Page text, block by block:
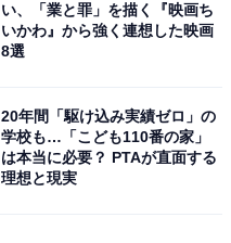
い、「業と罪」を描く『映画ち
いかわ』から強く連想した映画
8選
20年間「駆け込み実績ゼロ」の
学校も…「こども110番の家」
は本当に必要？ PTAが直面する
理想と現実